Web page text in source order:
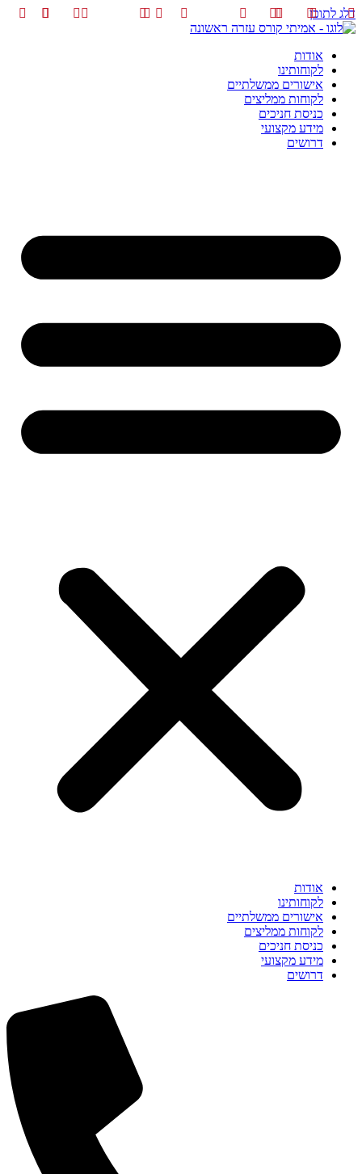
דלג לתוכן
אודות
לקוחותינו
אישורים ממשלתיים
לקוחות ממליצים
כניסת חניכים
מידע מקצועי
דרושים
אודות
לקוחותינו
אישורים ממשלתיים
לקוחות ממליצים
כניסת חניכים
מידע מקצועי
דרושים